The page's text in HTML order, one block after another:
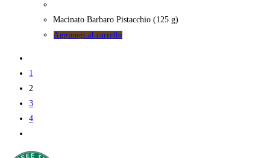
Macinato Barbaro Pistacchio (125 g)
Aggiungi al carrello
1
2
3
4